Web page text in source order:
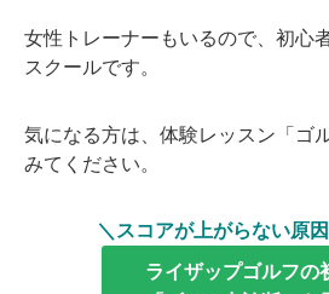
女性トレーナーもいるので、初心
スクールです。
気になる方は、体験レッスン「ゴ
みてください。
＼スコアが上がらない原
ライザップゴルフの